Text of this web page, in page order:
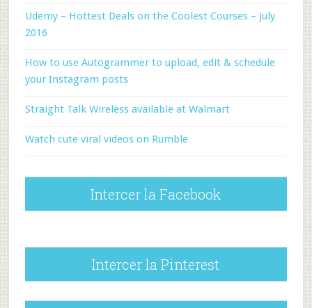
Udemy – Hottest Deals on the Coolest Courses – July
2016
How to use Autogrammer to upload, edit & schedule
your Instagram posts
Straight Talk Wireless available at Walmart
Watch cute viral videos on Rumble
Intercer la Facebook
Intercer la Pinterest